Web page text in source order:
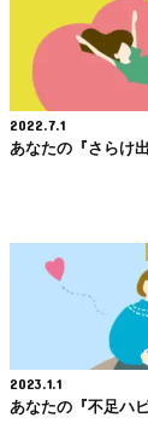
2022.7.1
あなたの『さらけ
2023.1.1
あなたの『不足ハ